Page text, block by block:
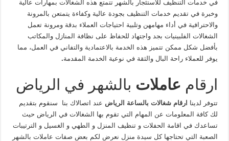
في خدمات التنظيف للاستئجار بالشهر تتمتع هذه الشغالات بمهارات عالية
وخبرة في تقديم خدمات التنظيف بجودة عالية وكفاءة يتمتعن بالمرونة
والاحترافية في أداء مهامهن وتلبية احتياجات العملاء بدقة ومرونة تعمل
الشغالات الفلبينيات بجد واجتهاد للحفاظ على نظافة المنازل والمكاتب
بأفضل شكل ممكن تتميز هذه الخدمة بالاعتمادية والتفاني في العمل، مما
يوفر للعملاء راحة البال والثقة في نوعية الخدمة المقدمة.
ارقام عاملات بالشهر في الرياض
تتوفر لدينا ارقام شغالات بالساعة الرياض عند اتصالاك بنا سنقوم بتقديم
لك كافة المعلومات عن المهام التي تقوم بها الشغالات في الرياض حيث
تساعدك في اقامة الحفلات و تنظيف المنزل و الطهي و الغسيل و الترتيبات
الصعبة التي تحتاجها كل سيدة منزل نعرض لكم بعض صفات عاملات بالشهر